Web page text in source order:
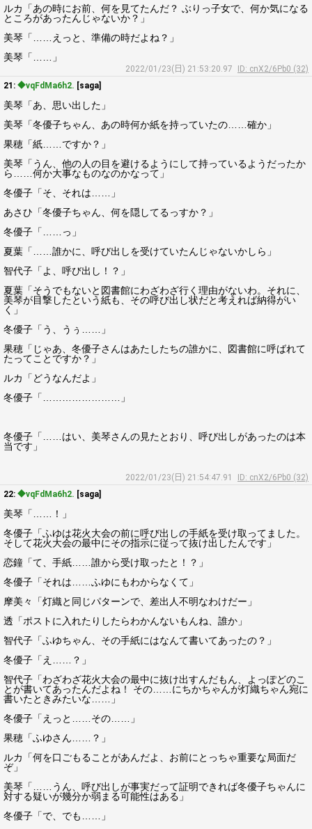
ルカ「あの時にお前、何を見てたんだ？ ぶりっ子女で、何か気になる
ところがあったんじゃないか？」
美琴「……えっと、準備の時だよね？」
美琴「……」
2022/01/23(日) 21:53:20.97
ID: cnX2/6Pb0 (32)
21: ◆vqFdMa6h2. [saga]
美琴「あ、思い出した」
美琴「冬優子ちゃん、あの時何か紙を持っていたの……確か」
果穂「紙……ですか？」
美琴「うん、他の人の目を避けるようにして持っているようだったか
ら……何か大事なものなのかなって」
冬優子「そ、それは……」
あさひ「冬優子ちゃん、何を隠してるっすか？」
冬優子「……っ」
夏葉「……誰かに、呼び出しを受けていたんじゃないかしら」
智代子「よ、呼び出し！？」
夏葉「そうでもないと図書館にわざわざ行く理由がないわ。それに、
美琴が目撃したという紙も、その呼び出し状だと考えれば納得がい
く」
冬優子「う、うぅ……」
果穂「じゃあ、冬優子さんはあたしたちの誰かに、図書館に呼ばれて
たってことですか？」
ルカ「どうなんだよ」
冬優子「……………………」
冬優子「……はい、美琴さんの見たとおり、呼び出しがあったのは本
当です」
2022/01/23(日) 21:54:47.91
ID: cnX2/6Pb0 (32)
22: ◆vqFdMa6h2. [saga]
美琴「……！」
冬優子「ふゆは花火大会の前に呼び出しの手紙を受け取ってました。
そして花火大会の最中にその指示に従って抜け出したんです」
恋鐘「て、手紙……誰から受け取ったと！？」
冬優子「それは……ふゆにもわからなくて」
摩美々「灯織と同じパターンで、差出人不明なわけだー」
透「ポストに入れたりしたらわかんないもんね、誰か」
智代子「ふゆちゃん、その手紙にはなんて書いてあったの？」
冬優子「え……？」
智代子「わざわざ花火大会の最中に抜け出すんだもん、よっぽどのこ
とが書いてあったんだよね！ その……にちかちゃんが灯織ちゃん宛に
書いたときみたいな……」
冬優子「えっと……その……」
果穂「ふゆさん……？」
ルカ「何を口ごもることがあんだよ、お前にとっちゃ重要な局面だ
ぞ」
美琴「……うん、呼び出しが事実だって証明できれば冬優子ちゃんに
対する疑いが幾分か弱まる可能性はある」
冬優子「で、でも……」